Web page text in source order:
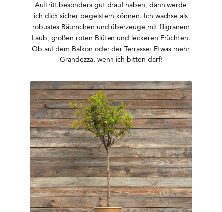
Auftritt besonders gut drauf haben, dann werde
ich dich sicher begeistern können. Ich wachse als
robustes Bäumchen und überzeuge mit filigranem
Laub, großen roten Blüten und leckeren Früchten.
Ob auf dem Balkon oder der Terrasse: Etwas mehr
Grandezza, wenn ich bitten darf!